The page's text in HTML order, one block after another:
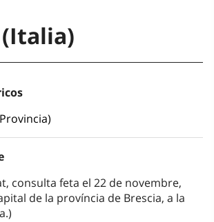
consulta feta el 22 de novembre,
de la província de Brescia, a la